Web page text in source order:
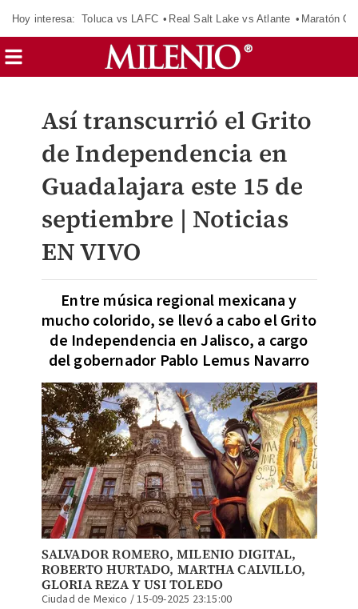
Hoy interesa: Toluca vs LAFC Real Salt Lake vs Atlante Maratón
Así transcurrió el Grito
de Independencia en
Guadalajara este 15 de
septiembre | Noticias
EN VIVO
Entre música regional mexicana y
mucho colorido, se llevó a cabo el Grito
de Independencia en Jalisco, a cargo
del gobernador Pablo Lemus Navarro
SALVADOR ROMERO, MILENIO DIGITAL,
ROBERTO HURTADO, MARTHA CALVILLO,
GLORIA REZA Y USI TOLEDO
Ciudad de Mexico /15-09-2025 23:15:00